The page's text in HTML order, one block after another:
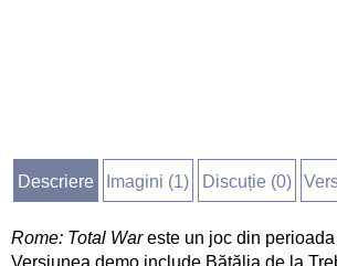
Descriere Imagini (1) Discuție (0)
Rome: Total Wareste un joc din
Versiunea demo include Bătălia de la